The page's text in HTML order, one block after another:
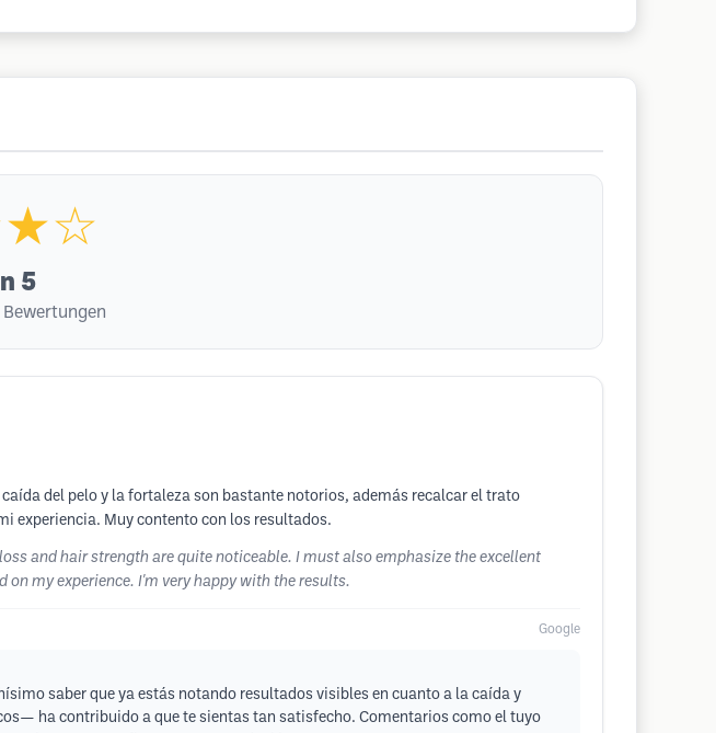
5
del pelo y la fortaleza son bastante notorios, además recalcar el trato
experiencia. Muy contento con los resultados.
and hair strength are quite noticeable. I must also emphasize the excellent
my experience. I'm very happy with the results.
Google
saber que ya estás notando resultados visibles en cuanto a la caída y
ha contribuido a que te sientas tan satisfecho. Comentarios como el tuyo